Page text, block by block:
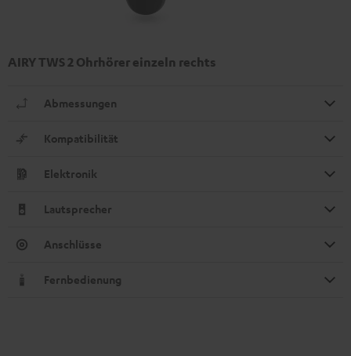
AIRY TWS 2 Ohrhörer einzeln rechts
Abmessungen
Kompatibilität
Elektronik
Lautsprecher
Anschlüsse
Fernbedienung